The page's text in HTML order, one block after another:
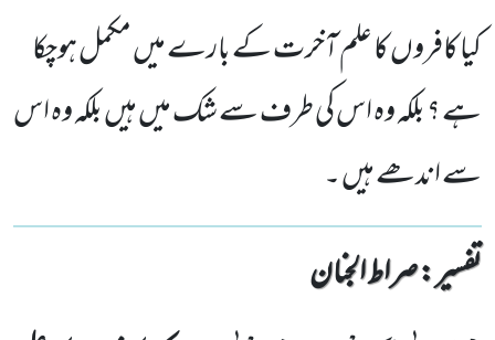
کیا کافروں کا علم آخرت کے بارے میں مکمل ہوچکا
ہے ؟ بلکہ وہ اس کی طرف سے شک میں ہیں بلکہ وہ اس
سے اندھے ہیں ۔
تفسیر : ‎صراط الجنان